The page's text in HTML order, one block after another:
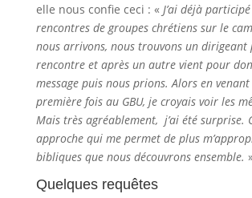
elle nous confie ceci : « J’ai déjà
rencontres de groupes chrétiens sur le
nous arrivons, nous trouvons un dirigeant
rencontre et après un autre vient pour
message puis nous prions. Alors en
première fois au GBU, je croyais voir les
Mais très agréablement, j’ai été surprise.
approche qui me permet de plus
bibliques que nous découvrons ensemble. »
Quelques requêtes